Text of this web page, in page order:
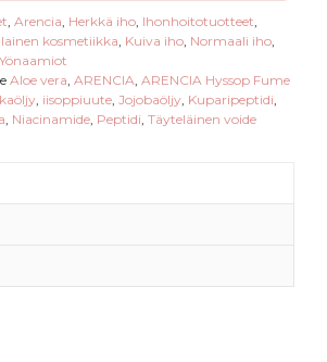
Arencia Herkkä iho Ihonhoitotuotteet
kosmetiikka Kuiva iho Normaali iho
Yönaamiot
Aloe vera ARENCIA ARENCIA Hyssop Fume
iisoppiuute Jojobaöljy Kuparipeptidi
Niacinamide Peptidi Täyteläinen voide